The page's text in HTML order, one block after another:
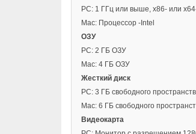
PC: 1 ГГц или выше, x86- или
Mac: Процессор -Intel
ОЗУ
PC: 2 ГБ ОЗУ
Mac: 4 ГБ ОЗУ
Жесткий диск
PC: 3 ГБ свободного
Mac: 6 ГБ свободного
Видеокарта